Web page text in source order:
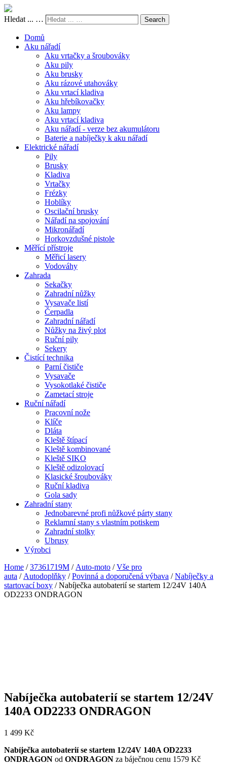
Hledat ... … Search
Domů
Aku nářadí
Aku vrtačky a šroubováky
Aku pily
Aku brusky
Aku rázové utahováky
Aku vrtací kladiva
Aku hřebíkovačky
Aku lampy
Aku vrtací kladiva
Aku nářadí - verze bez akumulátoru
Baterie a nabíječky k aku nářadí
Elektrické nářadí
Pily
Brusky
Kladiva
Vrtačky
Frézky
Hoblíky
Oscilační brusky
Nářadí na spojování
Mikronářadí
Horkovzdušné pistole
Měřící přístroje
Měřicí lasery
Vodováhy
Zahrada
Sekačky
Zahradní nůžky
Vysavače listí
Čerpadla
Zahradní nářadí
Nůžky na živý plot
Ruční pily
Sekery
Čistící technika
Parní čističe
Vysavače
Vysokotlaké čističe
Zametací stroje
Ruční nářadí
Pracovní nože
Klíče
Dláta
Kleště štípací
Kleště kombinované
Kleště SIKO
Kleště odizolovací
Klasické šroubováky
Ruční kladiva
Gola sady
Zahradní stany
Jednobarevné profi nůžkové párty stany
Reklamní stany s vlastním potiskem
Zahradní stolky
Ubrusy
Výrobci
Home /37361719M / Auto-moto /Vše pro
auta / Autodoplňky /Povinná a doporučená výbava /Nabíječky a
startovací boxy / Nabíječka autobaterií se startem 12/24V 140A
OD2233 ONDRAGON
Nabíječka autobaterií se startem 12/24V
140A OD2233 ONDRAGON
1 499 Kč
Nabíječka autobaterií se startem 12/24V 140A OD2233
ONDRAGON od ONDRAGON za báječnou cenu 1579 Kč